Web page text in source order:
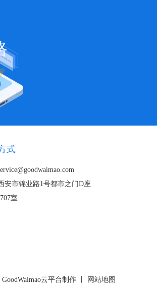
式
安市锦业路1号都市之门D座
室
GoodWaimao云平台制作 丨 网站地图